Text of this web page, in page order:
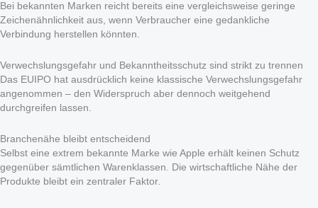
Bei bekannten Marken reicht bereits eine vergleichsweise geringe
Zeichenähnlichkeit aus, wenn Verbraucher eine gedankliche
Verbindung herstellen könnten.
Verwechslungsgefahr und Bekanntheitsschutz sind strikt zu trennen
Das EUIPO hat ausdrücklich keine klassische Verwechslungsgefahr
angenommen – den Widerspruch aber dennoch weitgehend
durchgreifen lassen.
Branchenähe bleibt entscheidend
Selbst eine extrem bekannte Marke wie Apple erhält keinen Schutz
gegenüber sämtlichen Warenklassen. Die wirtschaftliche Nähe der
Produkte bleibt ein zentraler Faktor.